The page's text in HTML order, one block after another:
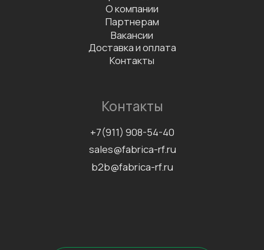
©2026 Все права защищены
Наверх↑
Сертификаты
Информационно-рекламная
Согласие на обработку
персональных данных
Политика конфиденциальности